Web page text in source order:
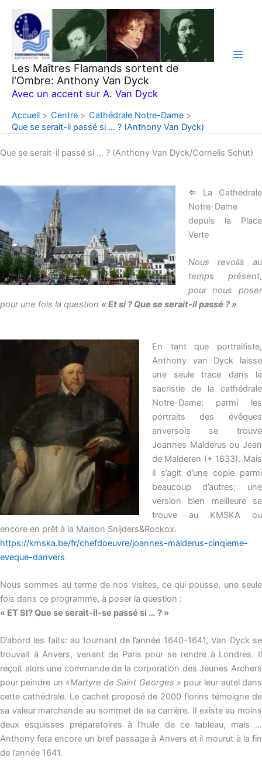
Aller
contenu
Les Maîtres Flamands sortent de
l'Ombre: Anthony Van Dyck
Avec un accent sur A. Van Dyck
Accueil Centre
Cathédrale Notre-Dame
Que se serait-il passé si … ? (Anthony Van Dyck)
Que se serait-il passé si … ? (Anthony Van Dyck/Cornelis Schut)
⇐ La Cathedrale
Notre-Dame
depuis la Place
Verte
Nous revoilà au
temps présent,
pour nous poser
pour une fois la question « Et si ? Que se serait-il passé ? »
En tant que portraitiste,
Anthony van Dyck laisse
une seule trace dans la
sacristie de la cathédrale
Notre-Dame: parmi les
portraits des évêques
anversois se trouve
Joannes Malderus ou Jean
de Malderen (+ 1633). Mais
il s’agit d’une copie parmi
beaucoup d’autres; une
version bien meilleure se
trouve au KMSKA ou
encore en prêt à la Maison Snijders&Rockox.
https://kmska.be/fr/chefdoeuvre/joannes-malderus-cinqieme-
eveque-danvers
Nous sommes au terme de nos visites, ce qui pousse, une seule
fois dans ce programme, à poser la question :
« ET SI? Que se serait-il-se passé si … ? »
D’abord les faits: au tournant de l’année 1640-1641, Van Dyck se
trouvait à Anvers, venant de Paris pour se rendre à Londres. Il
reçoit alors une commande de la corporation des Jeunes Archers
pour peindre un «Martyre de Saint Georges » pour leur autel dans
cette cathédrale. Le cachet proposé de 2000 florins témoigne de
sa valeur marchande au sommet de sa carrière. Il existe au moins
deux esquisses préparatoires à l’huile de ce tableau, mais …
Anthony fera encore un bref passage à Anvers et il mourut à la fin
de l’année 1641.